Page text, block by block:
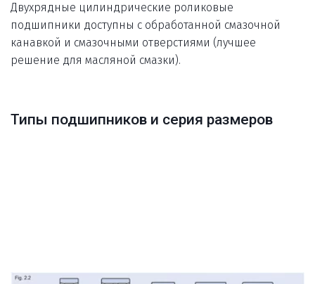
Двухрядные цилиндрические роликовые
подшипники доступны с обработанной смазочной
канавкой и смазочными отверстиями (лучшее
решение для масляной смазки).
Типы подшипников и серия размеров